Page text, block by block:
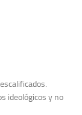
ideológicos y no